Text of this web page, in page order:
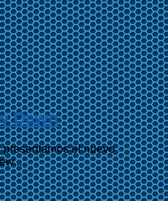
Dawn
el nuevo